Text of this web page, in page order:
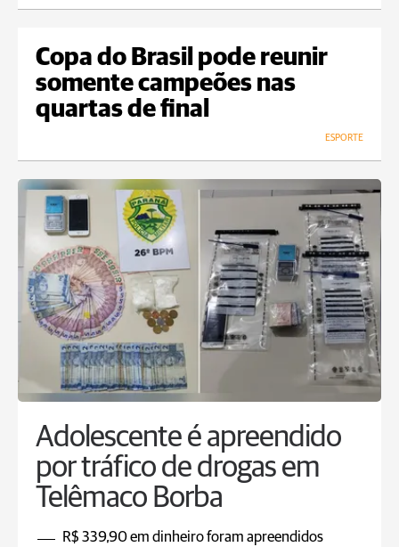
Copa do Brasil pode reunir
somente campeões nas
quartas de final
ESPORTE
Adolescente é apreendido
por tráfico de drogas em
Telêmaco Borba
R$ 339,90 em dinheiro foram apreendidos